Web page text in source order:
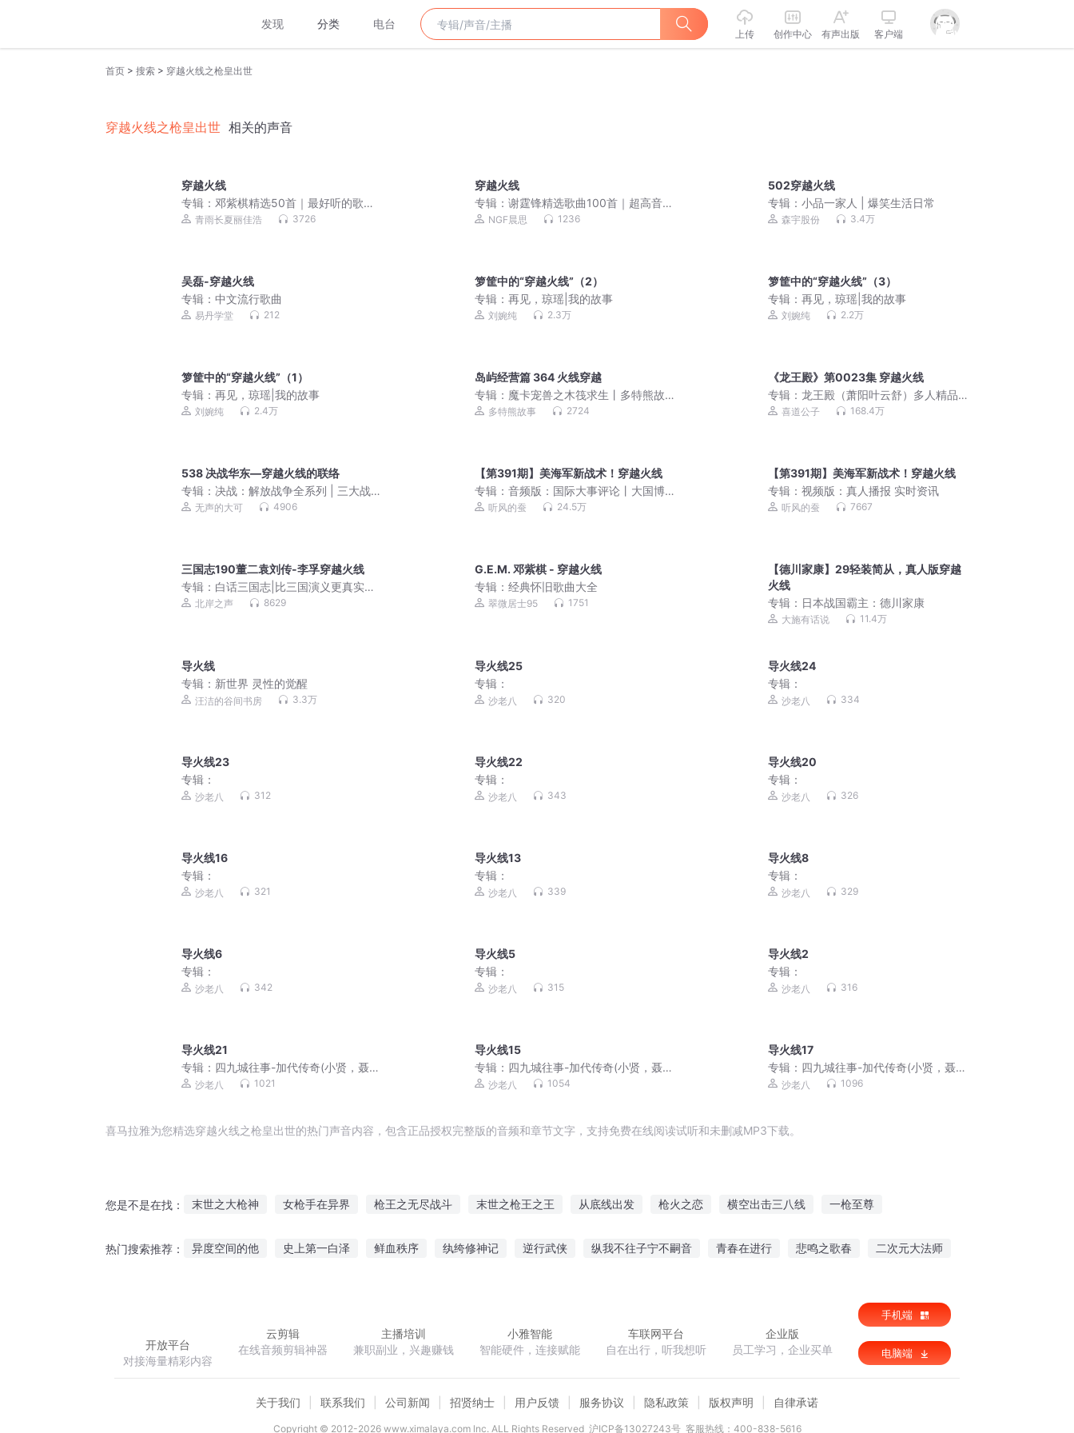
发现 分类 电台
上传 创作中心 有声出版 客户端
首页 > 搜索 > 穿越火线之枪皇出世
穿越火线之枪皇出世 相关的声音
穿越火线
专辑： 邓紫棋精选50首｜最好听的歌曲
合集｜超高清音质
青雨长夏丽佳浩 3726
穿越火线
专辑：谢霆锋精选歌曲100首｜超高音质
｜必备歌单
NGF晨思 1236
502穿越火线
专辑：小品一家人 | 爆笑生活日常
森宇股份 3.4万
吴磊-穿越火线
专辑： 中文流行歌曲
易丹学堂 212
箩筐中的“穿越火线”（2）
专辑：再见，琼瑶|我的故事
刘婉纯 2.3万
箩筐中的“穿越火线”（3）
专辑：再见，琼瑶|我的故事
刘婉纯 2.2万
箩筐中的“穿越火线”（1）
专辑： 再见，琼瑶|我的故事
刘婉纯 2.4万
岛屿经营篇 364 火线穿越
专辑： 魔卡宠兽之木筏求生丨多特熊故
事 | 白小轩·魔宠系列
多特熊故事 2724
《龙王殿》第0023集 穿越火线
专辑：龙王殿（萧阳叶云舒）多人精品
剧 喜道公子 168.4万
538 决战华东—穿越火线的联络
专辑： 决战：解放战争全系列 | 三大战
役 | 十大元帅经典战争纪实 | 朱德彭德怀
无声的大可 4906
【第391期】美海军新战术！穿越火线
专辑：音频版：国际大事评论丨大国博
弈丨军事科普丨武器博览
听风的蚕 24.5万
【第391期】美海军新战术！穿越火线
专辑：视频版：真人播报 实时资讯
听风的蚕 7667
三国志190董二袁刘传-李孚穿越火线
专辑： 白话三国志|比三国演义更真实的
历史，听得懂的真三国|北岸播讲
北岸之声 8629
G.E.M. 邓紫棋 - 穿越火线
专辑：经典怀旧歌曲大全
翠微居士95 1751
【德川家康】29轻装简从，真人版穿越
火线
专辑： 日本战国霸主：德川家康
大施有话说 11.4万
导火线
专辑： 新世界 灵性的觉醒
汪洁的谷间书房 3.3万
导火线25
专辑：
沙老八 320
导火线24
专辑：
沙老八 334
导火线23
专辑：
沙老八 312
导火线22
专辑：
沙老八 343
导火线20
专辑：
沙老八 326
导火线16
专辑：
沙老八 321
导火线13
专辑：
沙老八 339
导火线8
专辑：
沙老八 329
导火线6
专辑：
沙老八 342
导火线5
专辑：
沙老八 315
导火线2
专辑：
沙老八 316
导火线21
专辑： 四九城往事-加代传奇(小贤，聂
磊，李正光，梁旭东)
沙老八 1021
导火线15
专辑： 四九城往事-加代传奇(小贤，聂
磊，李正光，梁旭东)
沙老八 1054
导火线17
专辑： 四九城往事-加代传奇(小贤，聂
磊，李正光，梁旭东)
沙老八 1096
喜马拉雅为您精选穿越火线之枪皇出世的热门声音内容，包含正品授权完整版的音频和章节文字，支持免费在线阅读试听和未删减MP3下载。
您是不是在找： 末世之大枪神 女枪手在异界 枪王之无尽战斗 末世之枪王之王 从底线出发 枪火之恋 横空出击三八线 一枪至尊
热门搜索推荐： 异度空间的他 史上第一白泽 鲜血秩序 纨绔修神记 逆行武侠 纵我不往子宁不嗣音 青春在进行 悲鸣之歌春 二次元大法师
开放平台
对接海量精彩内容
云剪辑
在线音频剪辑神器
主播培训
兼职副业，兴趣赚钱
小雅智能
智能硬件，连接赋能
车联网平台
自在出行，听我想听
企业版
员工学习，企业买单
手机端
电脑端
关于我们 联系我们 公司新闻 招贤纳士 用户反馈 服务协议 隐私政策 版权声明 自律承诺
Copyright © 2012-2026www.ximalaya.com lnc. ALL Rights Reserved 沪ICP备13027243号 客服热线：400-838-5616